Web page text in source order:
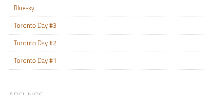
Bluesky
Toronto Day #3
Toronto Day #2
Toronto Day #1